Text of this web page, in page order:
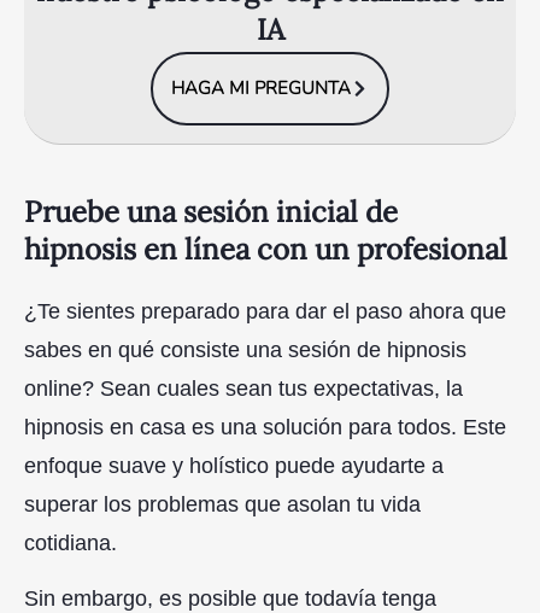
IA
HAGA MI PREGUNTA
Pruebe una sesión inicial de
hipnosis en línea con un profesional
¿Te sientes preparado para dar el paso ahora que
sabes en qué consiste una sesión de hipnosis
online? Sean cuales sean tus expectativas, la
hipnosis en casa es una solución para todos. Este
enfoque suave y holístico puede ayudarte a
superar los problemas que asolan tu vida
cotidiana.
Sin embargo, es posible que todavía tenga